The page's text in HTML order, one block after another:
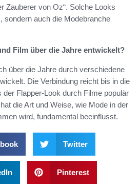
Zauberer von Oz“. Solche Looks
sondern auch die Modebranche
Film über die Jahre entwickelt?
über die Jahre durch verschiedene
Die Verbindung reicht bis in die
Flapper-Look durch Filme populär
die Art und Weise, wie Mode in der
wird, fundamental beeinflusst.
Twitter
Pinterest